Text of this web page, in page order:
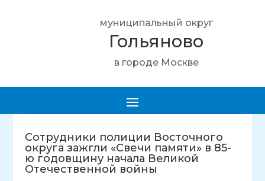
муниципальный округ
Гольяново
в городе Москве
Сотрудники полиции Восточного
округа зажгли «Свечи памяти» в 85-
ю годовщину начала Великой
Отечественной войны